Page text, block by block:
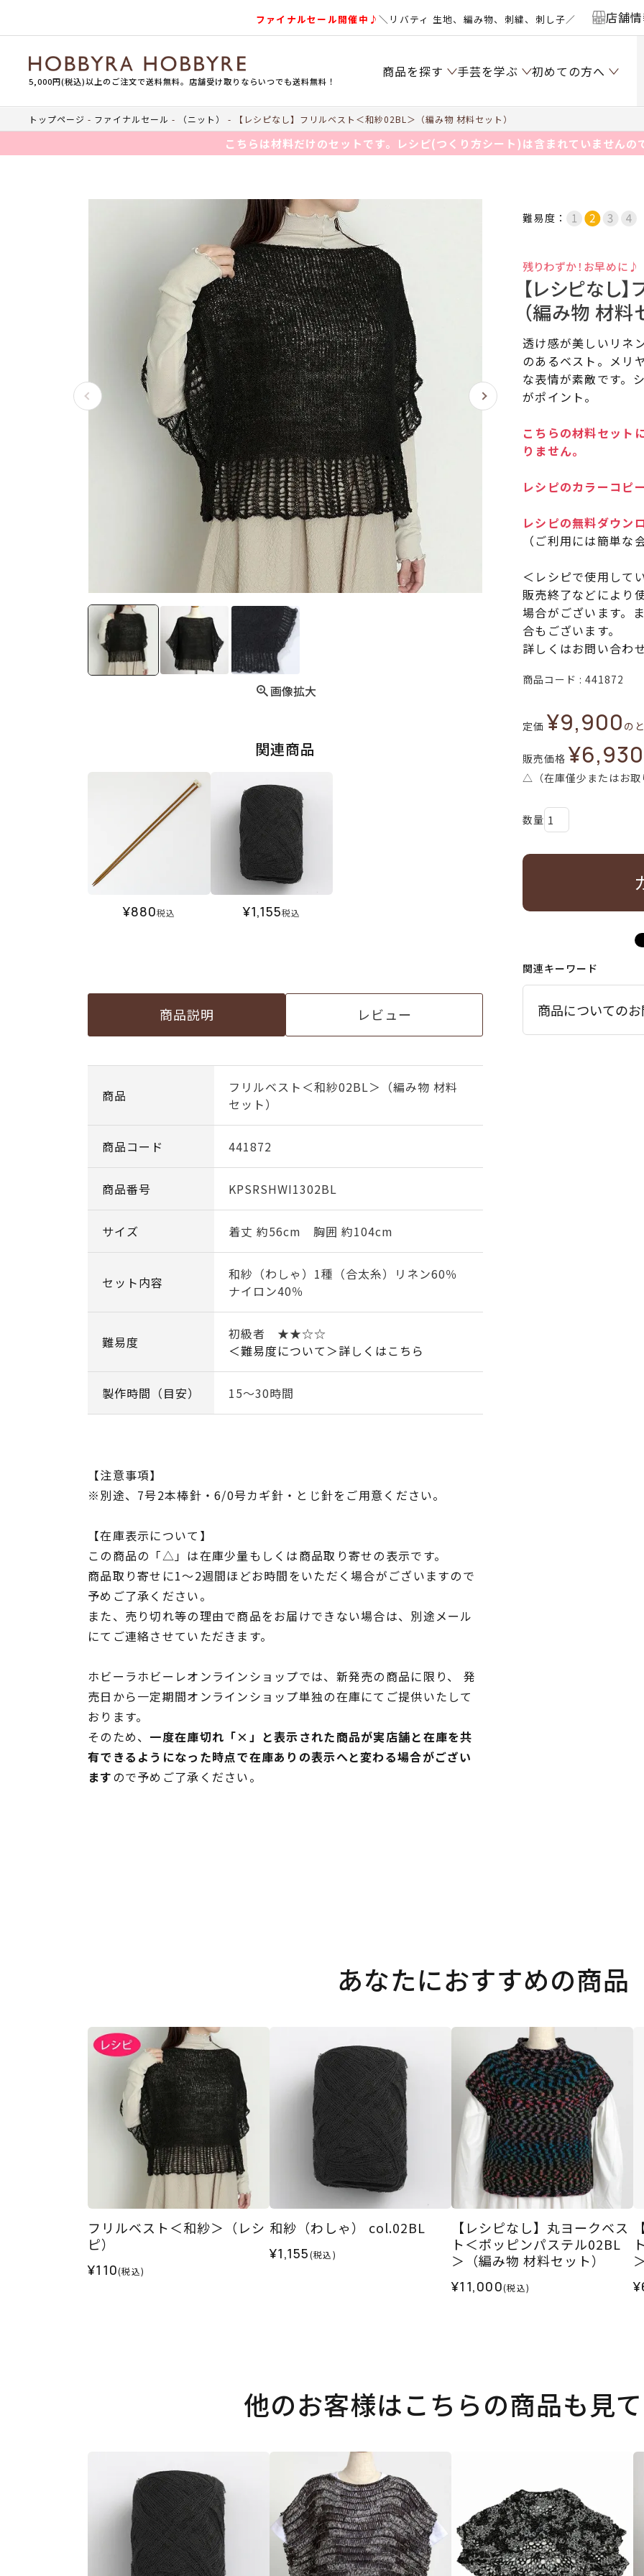
ファイナルセール開催中♪＼リバティ 生地、編み物、刺繍、刺し子／ 店舗
5,000円(税込)以上のご注文で送料無料。店舗受け取りならいつでも送料無料！
商品を探す 手芸を学ぶ 初めての方へ
トップページ ファイナルセール （ニット） 【レシピなし】フリルベスト＜和紗02BL＞（編み物 材料セット）
こちらは材料だけのセットです。レシピ(つくり方シート)は含まれていませんの
画像拡大
関連商品
¥880税込 ¥1,155税込
商品説明 レビュー
商品
フリルベスト＜和紗02BL＞（編み物 材料
セット）
商品コード 441872
商品番号 KPSRSHWI1302BL
サイズ 着丈 約56cm 胸囲 約104cm
セット内容
和紗（わしゃ）1種（合太糸）リネン60％
ナイロン40％
難易度
初級者 ★★☆☆
＜難易度について＞詳しくはこちら
製作時間（目安） 15～30時間
【注意事項】
※別途、7号2本棒針・6/0号カギ針・とじ針をご用意ください。
【在庫表示について】
この商品の「△」は在庫少量もしくは商品取り寄せの表示です。
商品取り寄せに1～2週間ほどお時間をいただく場合がございますので
予めご了承ください。
また、売り切れ等の理由で商品をお届けできない場合は、別途メール
にてご連絡させていただきます。
ホビーラホビーレオンラインショップでは、新発売の商品に限り、 発
売日から一定期間オンラインショップ単独の在庫にてご提供いたして
おります。
そのため、 一度在庫切れ「×」と表示された商品が実店舗と在庫を共
有できるようになった時点で在庫ありの表示へと変わる場合がござい
ますので予めご了承ください。
難易度：
残りわずか！お早めに♪
【レシピなし
（編み物 材料
透け感が美しいリネ
のあるベスト。メリ
な表情が素敵です。
がポイント。
こちらの材料セット
りません。
レシピのカラーコ
レシピの無料ダウン
（ご利用には簡単な
＜レシピで使用して
販売終了などにより
場合がございます。
合もございます。
詳しくはお問い合わ
商品コード 441872
定価 ¥9,900 の
販売価格 ¥6,930
△（在庫僅少またはお取
関連キーワード
商品についての
あなたにおすすめの商品
フリルベスト＜和紗＞（レシ
ピ）
¥110(税込)
和紗（わしゃ） col.02BL
¥1,155(税込)
【レシピなし】丸ヨークベス
ト＜ポッピンパステル02BL
＞（編み物 材料セット）
¥11,000(税込)
他のお客様はこちらの商品も見